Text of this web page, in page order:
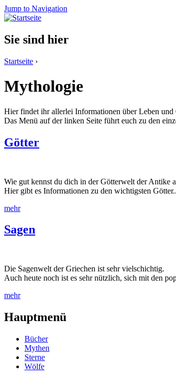
Jump to Navigation
Sie sind hier
Startseite ›
Mythologie
Hier findet ihr allerlei Informationen über Leben und
Das Menü auf der linken Seite führt euch zu den
Götter
Wie gut kennst du dich in der Götterwelt der Antike
Hier gibt es Informationen zu den wichtigsten
mehr
Sagen
Die Sagenwelt der Griechen ist sehr vielschichtig.
Auch heute noch ist es sehr nützlich, sich mit den
mehr
Hauptmenü
Bücher
Mythen
Sterne
Wölfe